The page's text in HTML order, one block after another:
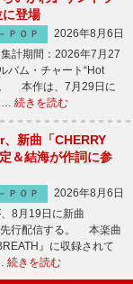
登場
ＰＯＰ
2026年8月6日
計期間：2026年7月27
バム・チャート“Hot
。 本作は、7月29日に
… 続きを読む
新曲「CHERRY
＆結海が作詞に参
ＰＯＰ
2026年8月6日
8月19日に新曲
先行配信する。 本楽曲
』に収録されて
続きを読む